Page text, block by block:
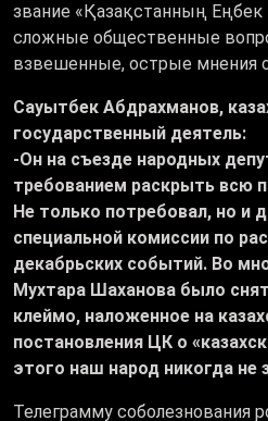
звание «Қазақстанның Еңбек
сложные общественные
взвешенные, острые мнения
Сауытбек Абдрахманов,
государственный деятель:
-Он на съезде народных
требованием раскрыть всю
Не только потребовал, но и
специальной комиссии по
декабрьских событий. Во
Мухтара Шаханова было
клеймо, наложенное на
постановления ЦК о
этого наш народ никогда не
Телеграмму соболезнования